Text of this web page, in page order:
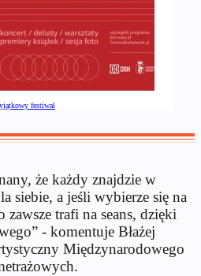
festiwal
że każdy znajdzie w
siebie, a jeśli wybierze się na
zawsze trafi na seans, dzięki
- komentuje Błażej
Międzynarodowego